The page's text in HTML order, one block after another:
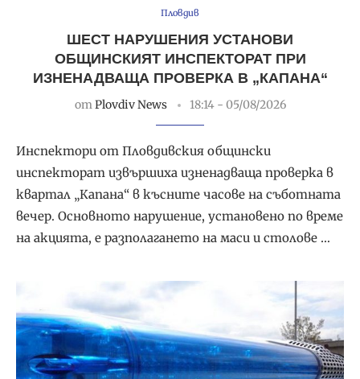
Пловдив
ШЕСТ НАРУШЕНИЯ УСТАНОВИ
ОБЩИНСКИЯТ ИНСПЕКТОРАТ ПРИ
ИЗНЕНАДВАЩА ПРОВЕРКА В „КАПАНА“
отPlovdiv News 18:14 - 05/08/2026
Инспектори от Пловдивския общински
инспекторат извършиха изненадваща проверка в
квартал „Капана“ в късните часове на съботната
вечер. Основното нарушение, установено по време
на акцията, е разполагането на маси и столове …